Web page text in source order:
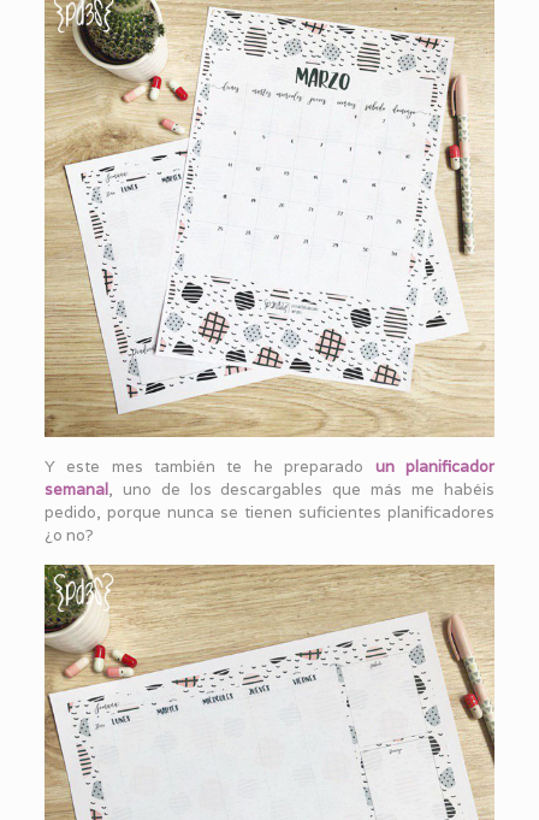
Y este mes también te he preparado un planificador
semanal, uno de los descargables que más me habéis
pedido, porque nunca se tienen suficientes planificadores
¿o no?